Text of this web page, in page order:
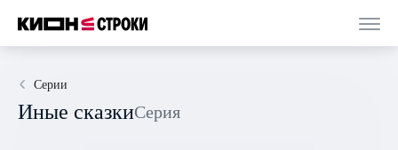
Серии
Иные сказки Серия